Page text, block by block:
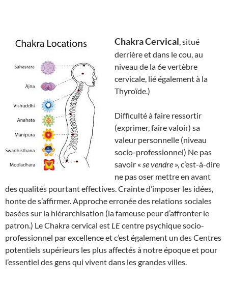
Chakra Cervical, situé
derrière et dans le cou, au
niveau de la 6e vertèbre
cervicale, lié également à la
Thyroïde.)
Difficulté à faire ressortir
(exprimer, faire valoir) sa
valeur personnelle (niveau
socio-professionnel) Ne pas
savoir « se vendre », c’est-à-dire
ne pas oser mettre en avant
des qualités pourtant effectives. Crainte d’imposer les idées,
honte de s’affirmer. Approche erronée des relations sociales
basées sur la hiérarchisation (la fameuse peur d’affronter le
patron.) Le Chakra cervical est LEcentre psychique socio-
professionnel par excellence et c’est également un des Centres
potentiels supérieurs les plus affectés à notre époque et pour
l’essentiel des gens qui vivent dans les grandes villes.